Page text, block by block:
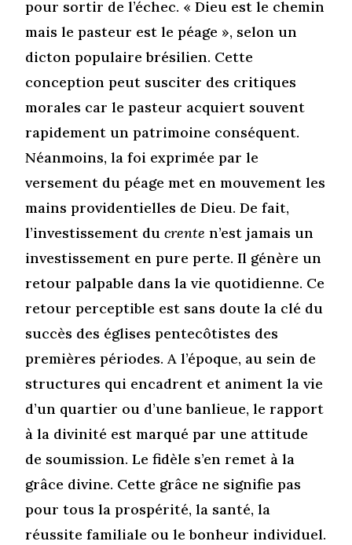
pour sortir de l’échec. « Dieu est le chemin
mais le pasteur est le péage », selon un
dicton populaire brésilien. Cette
conception peut susciter des critiques
morales car le pasteur acquiert souvent
rapidement un patrimoine conséquent.
Néanmoins, la foi exprimée par le
versement du péage met en mouvement les
mains providentielles de Dieu. De fait,
l’investissement ducrente n’est jamais un
investissement en pure perte. Il génère un
retour palpable dans la vie quotidienne. Ce
retour perceptible est sans doute la clé du
succès des églises pentecôtistes des
premières périodes. A l’époque, au sein de
structures qui encadrent et animent la vie
d’un quartier ou d’une banlieue, le rapport
à la divinité est marqué par une attitude
de soumission. Le fidèle s’en remet à la
grâce divine. Cette grâce ne signifie pas
pour tous la prospérité, la santé, la
réussite familiale ou le bonheur individuel.